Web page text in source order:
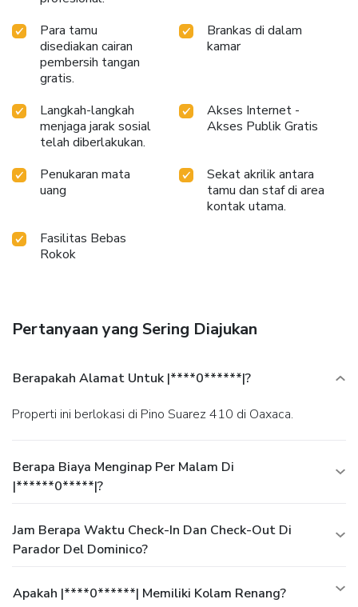
Para tamu
disediakan cairan
pembersih tangan
gratis.
Brankas di dalam
kamar
Langkah-langkah
menjaga jarak sosial
telah diberlakukan.
Akses Internet -
Akses Publik Gratis
Penukaran mata
uang
Sekat akrilik antara
tamu dan staf di area
kontak utama.
Fasilitas Bebas
Rokok
Pertanyaan yang Sering Diajukan
Berapakah Alamat Untuk |****0******|?
Properti ini berlokasi di Pino Suarez 410 di Oaxaca.
Berapa Biaya Menginap Per Malam Di
|******0*****|?
Jam Berapa Waktu Check-In Dan Check-Out Di
Parador Del Dominico?
Apakah |****0******| Memiliki Kolam Renang?